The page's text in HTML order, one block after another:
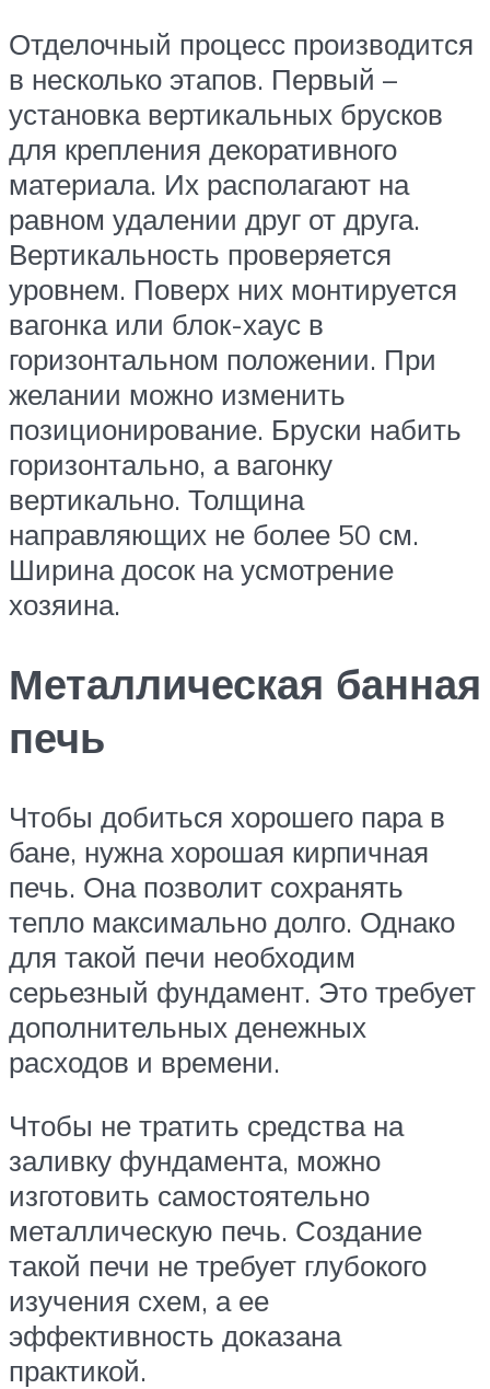
Отделочный процесс производится
в несколько этапов. Первый –
установка вертикальных брусков
для крепления декоративного
материала. Их располагают на
равном удалении друг от друга.
Вертикальность проверяется
уровнем. Поверх них монтируется
вагонка или блок-хаус в
горизонтальном положении. При
желании можно изменить
позиционирование. Бруски набить
горизонтально, а вагонку
вертикально. Толщина
направляющих не более 50 см.
Ширина досок на усмотрение
хозяина.
Металлическая банная
печь
Чтобы добиться хорошего пара в
бане, нужна хорошая кирпичная
печь. Она позволит сохранять
тепло максимально долго. Однако
для такой печи необходим
серьезный фундамент. Это требует
дополнительных денежных
расходов и времени.
Чтобы не тратить средства на
заливку фундамента, можно
изготовить самостоятельно
металлическую печь. Создание
такой печи не требует глубокого
изучения схем, а ее
эффективность доказана
практикой.